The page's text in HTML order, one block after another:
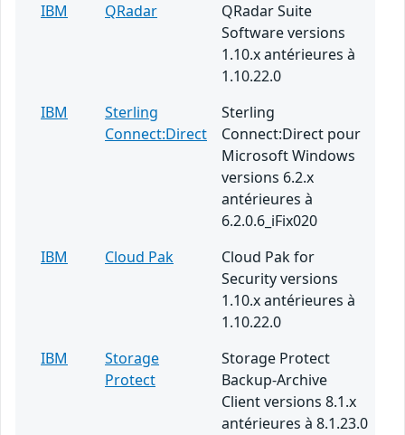
IBM
QRadar
QRadar Suite
Software versions
1.10.x antérieures à
1.10.22.0
IBM
Sterling
Connect:Direct
Sterling
Connect:Direct pour
Microsoft Windows
versions 6.2.x
antérieures à
6.2.0.6_iFix020
IBM
Cloud Pak
Cloud Pak for
Security versions
1.10.x antérieures à
1.10.22.0
IBM
Storage
Protect
Storage Protect
Backup-Archive
Client versions 8.1.x
antérieures à 8.1.23.0